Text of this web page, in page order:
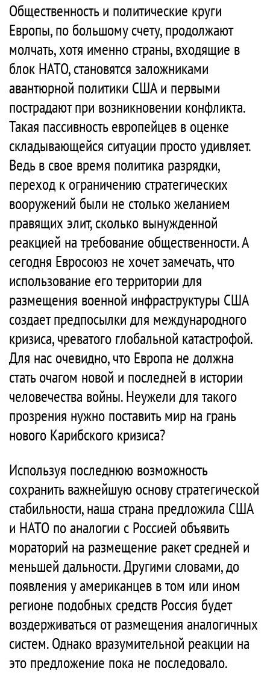
Общественность и политические круги
Европы, по большому счету, продолжают
молчать, хотя именно страны, входящие в
блок НАТО, становятся заложниками
авантюрной политики США и первыми
пострадают при возникновении конфликта.
Такая пассивность европейцев в оценке
складывающейся ситуации просто удивляет.
Ведь в свое время политика разрядки,
переход к ограничению стратегических
вооружений были не столько желанием
правящих элит, сколько вынужденной
реакцией на требование общественности. А
сегодня Евросоюз не хочет замечать, что
использование его территории для
размещения военной инфраструктуры США
создает предпосылки для международного
кризиса, чреватого глобальной катастрофой.
Для нас очевидно, что Европа не должна
стать очагом новой и последней в истории
человечества войны. Неужели для такого
прозрения нужно поставить мир на грань
нового Карибского кризиса?
Используя последнюю возможность
сохранить важнейшую основу стратегической
стабильности, наша страна предложила США
и НАТО по аналогии с Россией объявить
мораторий на размещение ракет средней и
меньшей дальности. Другими словами, до
появления у американцев в том или ином
регионе подобных средств Россия будет
воздерживаться от размещения аналогичных
систем. Однако вразумительной реакции на
это предложение пока не последовало.